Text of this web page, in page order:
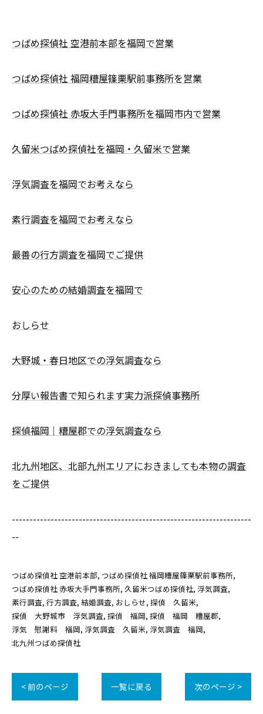
つばめ探偵社 空港前本部を福岡で営業
つばめ探偵社 福岡糟屋篠栗駅前事務所を営業
つばめ探偵社 赤坂大手門事務所を福岡市内で営業
久留米つばめ探偵社を福岡・久留米で営業
浮気調査を福岡でお考えなら
素行調査を福岡でお考えなら
最善の行方調査を福岡でご提供
安心のための結婚調査を福岡で
おしらせ
大野城・春日地区での浮気調査なら
分厚い報告書で知られます実力派探偵事務所
探偵福岡｜糟屋郡での浮気調査なら
北九州地区、北部九州エリアにおきましても本物の調査
をご提供
--------------------------------------------------------------------
--
つばめ探偵社 空港前本部 つばめ探偵社 福岡糟屋篠栗駅前事務所
つばめ探偵社 赤坂大手門事務所 久留米つばめ探偵社 浮気調査
素行調査 行方調査 結婚調査 おしらせ 探偵 久留米
探偵 大野城市 浮気調査 探偵 福岡 探偵 福岡 糟屋郡
浮気 慰謝料 福岡 浮気調査 久留米 浮気調査 福岡
北九州つばめ探偵社
< 前のページ 一覧に戻る 次のページ >